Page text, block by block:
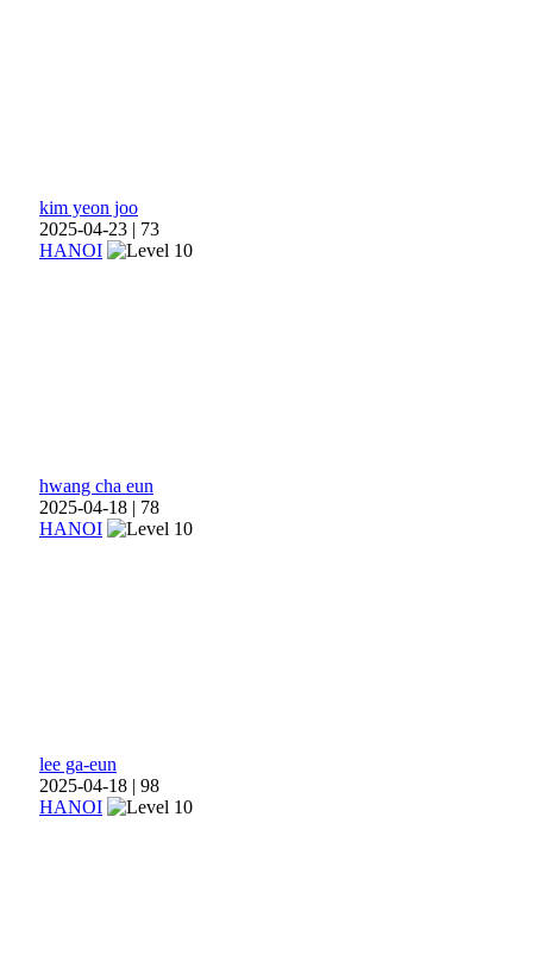
kim yeon joo
2025-04-23 | 73
HANOI
hwang cha eun
2025-04-18 | 78
HANOI
lee ga-eun
2025-04-18 | 98
HANOI